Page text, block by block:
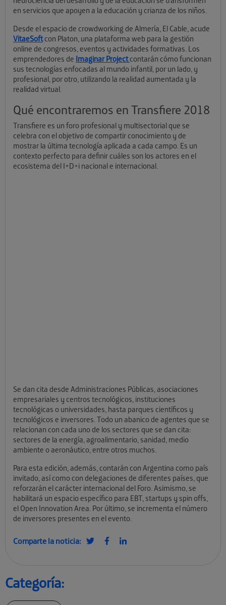
en servicios que apoyen a la educación y crianza de los niños.
Desde el espacio de crowdworking de Almería, El Cable, acude
VitaeSoftcon Platon, una plataforma web para la gestión
online de congresos, eventos y actividades formativas. Los
emprendedores de Imaginar Projectcontarán cómo funcionan
sus tecnologías enfocadas al mundo infantil, por un lado, y
profesional, por otro, utilizando la realidad aumentada y la
realidad virtual.
Qué encontraremos en Transfiere 2018
Transfiere es un foro profesional y multisectorial que se
celebra con el objetivo de compartir conocimiento y de
mostrar la última tecnología aplicada a cada campo. Es un
contexto perfecto para definir cuáles son los actores en el
ecosistema del I+D+i nacional e internacional.
Se dan cita desde Administraciones Públicas, asociaciones
empresariales y centros tecnológicos, instituciones
tecnológicas o universidades, hasta parques científicos y
tecnológicos e inversores. Todo un abanico de agentes que se
relacionan con cada uno de los sectores que se dan cita:
sectores de la energía, agroalimentario, sanidad, medio
ambiente o aeronáutico, entre otros muchos.
Para esta edición, además, contarán con Argentina como país
invitado, así como con delegaciones de diferentes países, que
reforzarán el carácter internacional del Foro. Asimismo, se
habilitará un espacio específico para EBT, startups y spin offs,
el Open Innovation Area. Por último, se incrementa el número
de inversores presentes en el evento.
Comparte la noticia:
Categoría: